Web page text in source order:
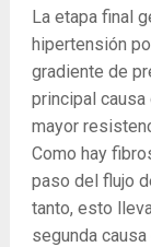
La etapa final
hipertensión
gradiente de
principal
mayor
Como hay
paso del flujo
tanto, esto
segunda